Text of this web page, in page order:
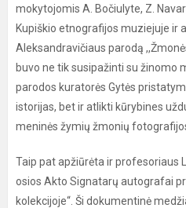
mokytojomis A. Bočiulyte, Z.
Kupiškio etnografijos muziejuje ir
Aleksandravičiaus parodą
buvo ne tik susipažinti su žinomo
parodos kuratorės Gytės
istorijas, bet ir atlikti kūrybines
meninės žymių žmonių
Taip pat apžiūrėta ir profesoriaus
osios Akto Signatarų autografai
kolekcijoje“. Ši dokumentinė